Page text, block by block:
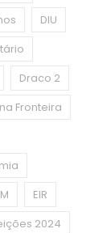
DIU
Draco 2
Fronteira
EIR
2024